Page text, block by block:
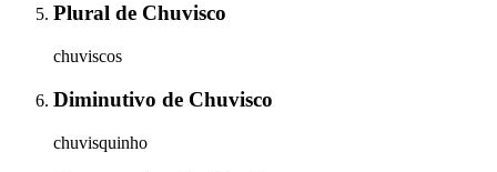
Plural de Chuvisco
chuviscos
Diminutivo de Chuvisco
chuvisquinho